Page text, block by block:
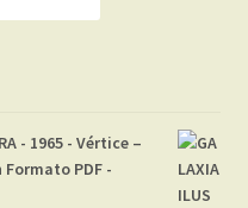
- 1965 - Vértice –
Formato PDF -